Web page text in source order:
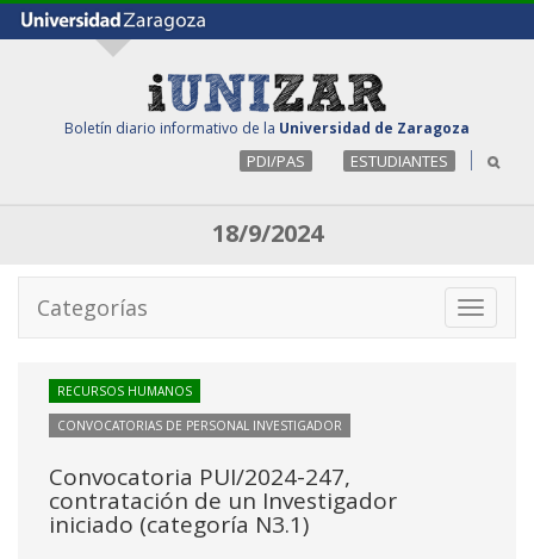
Boletín diario informativo de la Universidad de Zaragoza
PDI/PAS ESTUDIANTES
18/9/2024
Toggle
Categorías
RECURSOS HUMANOS
CONVOCATORIAS DE PERSONAL INVESTIGADOR
Convocatoria PUI/2024-247,
contratación de un Investigador
iniciado (categoría N3.1)